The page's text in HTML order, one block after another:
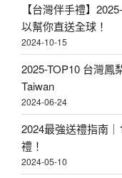
【台灣伴手禮】
以幫你直送全球！
2024-10-15
2025-TOP10 台灣鳳
Taiwan
2024-06-24
2024最強送禮指南
禮！
2024-05-10